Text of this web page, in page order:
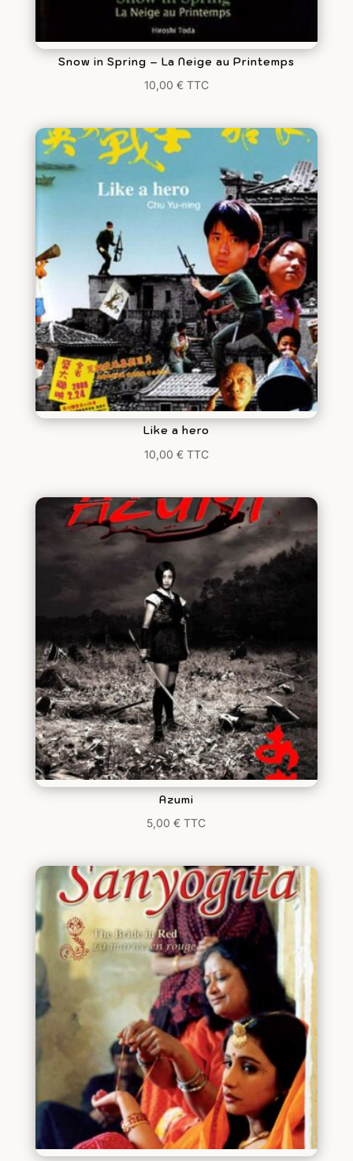
Snow in Spring – La Neige au Printemps
10,00 € TTC
Like a hero
10,00 € TTC
Azumi
5,00€ TTC